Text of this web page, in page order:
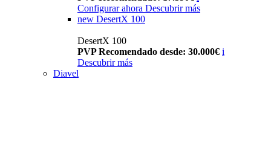
Configurar ahora Descubrir más
new DesertX 100
DesertX 100
PVP Recomendado desde: 30.000€ i
Descubrir más
Diavel